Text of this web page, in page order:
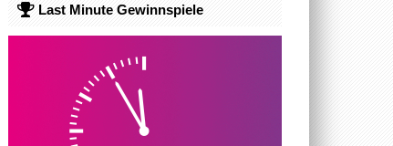
Last Minute Gewinnspiele